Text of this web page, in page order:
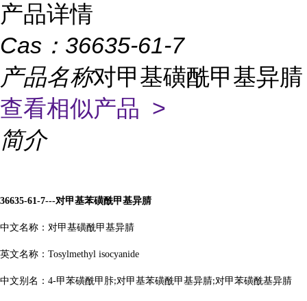
产品详情
Cas： 36635-61-7
产品名称对甲基磺酰甲基异腈
查看相似产品 >
简介
36635-61-7---对甲基苯磺酰甲基异腈
中文名称：对甲基磺酰甲基异腈
英文名称： Tosylmethyl isocyanide
中文别名： 4-甲苯磺酰甲胩;对甲基苯磺酰甲基异腈;对甲苯磺酰基异腈